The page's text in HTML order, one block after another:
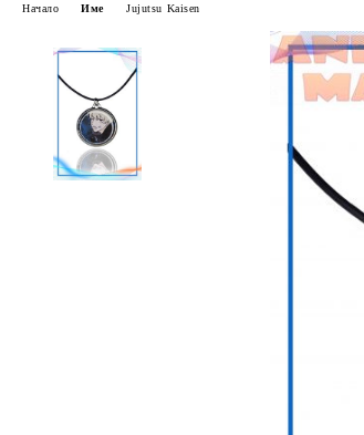
Начало Име Jujutsu Kaisen